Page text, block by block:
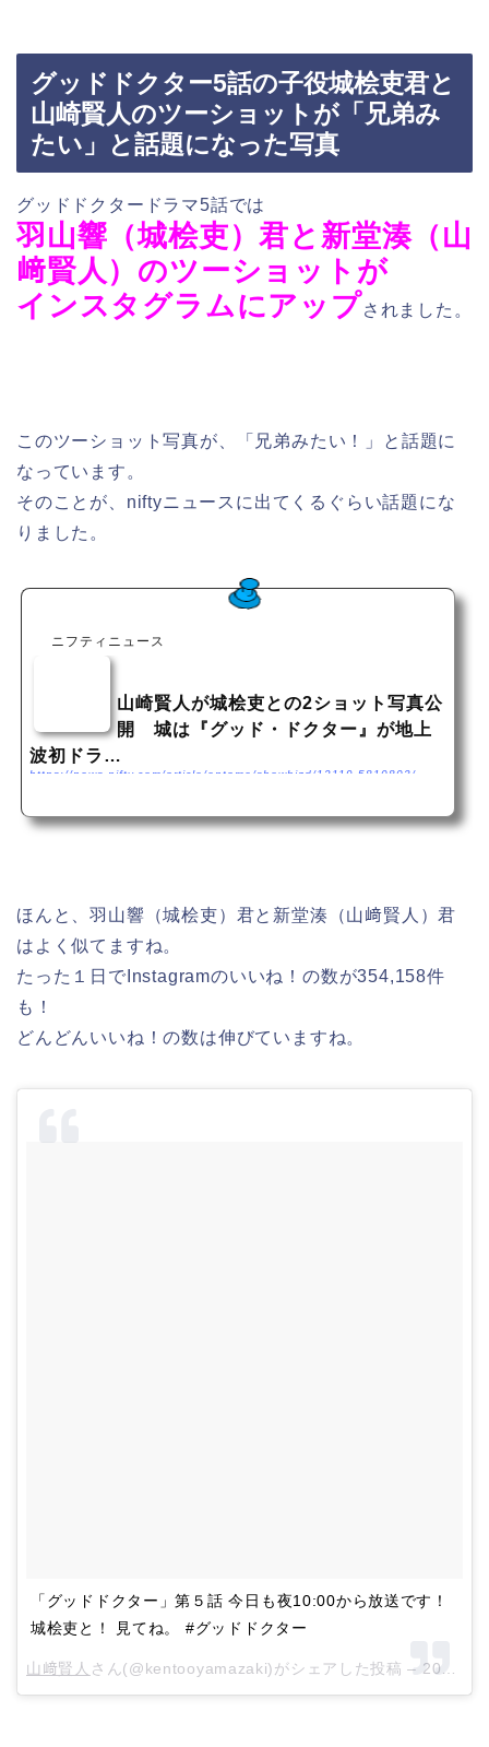
グッドドクター5話の子役城桧吏君と
山崎賢人のツーショットが「兄弟み
たい」と話題になった写真
グッドドクタードラマ5話では
羽山響（城桧吏）君と 新堂湊（山
﨑賢人）のツーショットが
インスタグラムにアップされました。
このツーショット写真が、「兄弟みたい！」と話題に
なっています。
そのことが、niftyニュースに出てくるぐらい話題にな
りました。
ニフティニュース
山崎賢人が城桧吏との2ショット写真公
開 城は『グッド・ドクター』が地上
波初ドラ…
https://news.nifty.com/article/entame/showbizd/12119-5810803/
にファンからは「美少年2人」「なんか2人似てる！」などの声があがった
ほんと、羽山響（城桧吏）君と新堂湊（山﨑賢人）君
はよく似てますね。
たった１日でInstagramのいいね！の数が354,158件
も！
どんどんいいね！の数は伸びていますね。
「グッドドクター」第５話 今日も夜10:00から放送です！
城桧吏と！ 見てね。 #グッドドクター
山﨑賢人 さん(@kentooyamazaki)がシェアした投稿 – 2018年 8月月9日午前12時00分PDT